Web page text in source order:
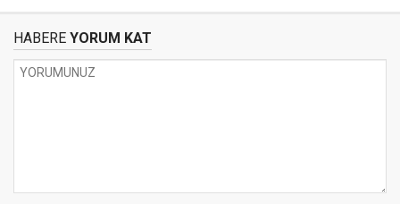
HABERE YORUM KAT